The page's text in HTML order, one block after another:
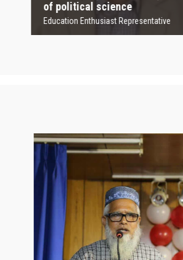
of political science
Education Enthusiast Representative
নবীনবরণ - ২০২৫